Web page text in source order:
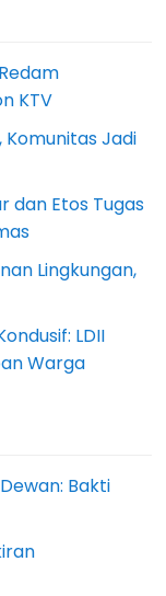
KTV
Komunitas Jadi
dan Etos Tugas
Lingkungan,
LDII
Warga
Bakti